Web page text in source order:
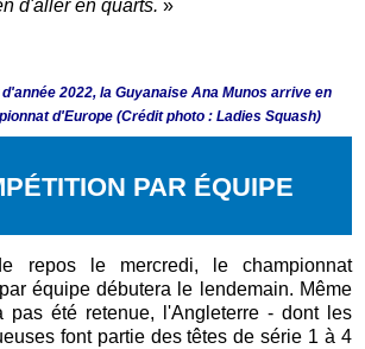
d'aller en quarts. »
2022, la Guyanaise Ana Munos arrive en
d'Europe (Crédit photo : Ladies Squash)
PAR ÉQUIPE
repos le mercredi, le championnat
équipe débutera le lendemain. Même
pas été retenue, l'Angleterre - dont les
font partie des têtes de série 1 à 4